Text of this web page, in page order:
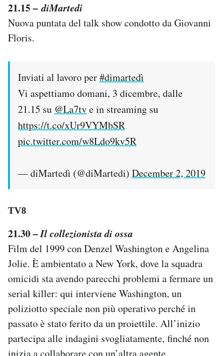
21.15 –diMartedì
Nuova puntata del talk show condotto da Giovanni
Floris.
Inviati al lavoro per#dimartedì
Vi aspettiamo domani, 3 dicembre, dalle
21.15 su @La7tve in streaming su
https://t.co/xUr9VYMbSR
pic.twitter.com/w8Ldo9kv5R
— diMartedì (@diMartedi) December 2, 2019
TV8
21.30 –Il collezionista di ossa
Film del 1999 con Denzel Washington e Angelina
Jolie. È ambientato a New York, dove la squadra
omicidi sta avendo parecchi problemi a fermare un
serial killer: qui interviene Washington, un
poliziotto speciale non più operativo perché in
passato è stato ferito da un proiettile. All’inizio
partecipa alle indagini svogliatamente, finché non
inizia a collaborare con un’altra agente,